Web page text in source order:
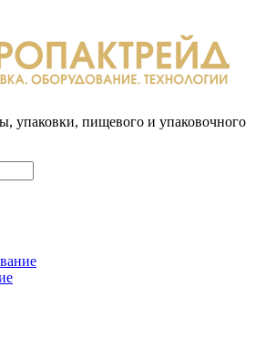
упаковки, пищевого и упаковочного